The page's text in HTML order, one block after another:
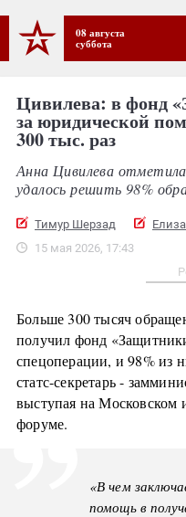
08 августа
суббота
Цивилева: в фонд
за юридической
300 тыс. раз
Анна Цивилева
удалось решить 98%
Тимур Шерзад
15 мая 2026, 17:43
Больше 300 тысяч
получил фонд
спецоперации, и 98% из
статс-секретарь -
выступая на
форуме.
«В чем
помощь в